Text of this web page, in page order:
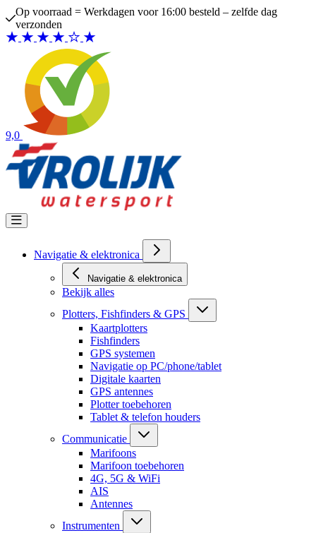
Ga naar de inhoud
Op voorraad = Werkdagen voor 16:00 besteld – zelfde dag
verzonden
9,0
Navigatie & elektronica
Navigatie & elektronica
Bekijk alles
Plotters, Fishfinders & GPS
Kaartplotters
Fishfinders
GPS systemen
Navigatie op PC/phone/tablet
Digitale kaarten
GPS antennes
Plotter toebehoren
Tablet & telefon houders
Communicatie
Marifoons
Marifoon toebehoren
4G, 5G & WiFi
AIS
Antennes
Instrumenten